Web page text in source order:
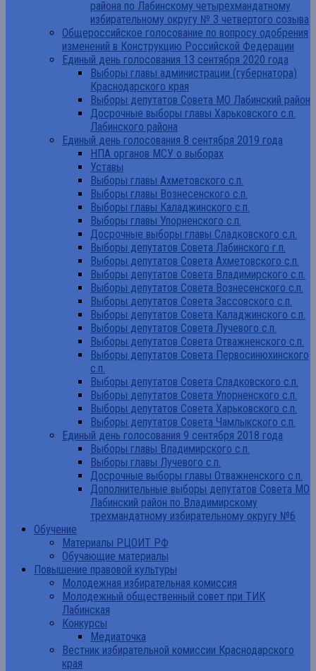
района по Лабинскому четырехмандатному
избирательному округу № 3 четвертого созыва
Общероссийское голосование по вопросу одобрения
изменений в Конструкцию Российской Федерации
Единый день голосования 13 сентября 2020 года
Выборы главы администрации (губернатора)
Краснодарского края
Выборы депутатов Совета МО Лабинский район
Досрочные выборы главы Харьковского с.п.
Лабинского района
Единый день голосования 8 сентября 2019 года
НПА органов МСУ о выборах
Уставы
Выборы главы Ахметовского с.п.
Выборы главы Вознесенского с.п.
Выборы главы Каладжинского с.п.
Выборы главы Упорненского с.п.
Досрочные выборы главы Сладковского с.п.
Выборы депутатов Совета Лабинского г.п.
Выборы депутатов Совета Ахметовского с.п.
Выборы депутатов Совета Владимирского с.п.
Выборы депутатов Совета Вознесенского с.п.
Выборы депутатов Совета Зассовского с.п.
Выборы депутатов Совета Каладжинского с.п.
Выборы депутатов Совета Лучевого с.п.
Выборы депутатов Совета Отважненского с.п.
Выборы депутатов Совета Первосинюхинского
с.п.
Выборы депутатов Совета Сладковского с.п.
Выборы депутатов Совета Упорненского с.п.
Выборы депутатов Совета Харьковского с.п.
Выборы депутатов Совета Чамлыкского с.п.
Единый день голосования 9 сентября 2018 года
Выборы главы Владимирского с.п.
Выборы главы Лучевого с.п.
Досрочные выборы главы Отважненского с.п.
Дополнительные выборы депутатов Совета МО
Лабинский район по Владимирскому
трехмандатному избирательному округу №6
Обучение
Материалы РЦОИТ РФ
Обучающие материалы
Повышение правовой культуры
Молодежная избирательная комиссия
Молодежный общественный совет при ТИК
Лабинская
Конкурсы
Медиаточка
Вестник избирательной комиссии Краснодарского
края